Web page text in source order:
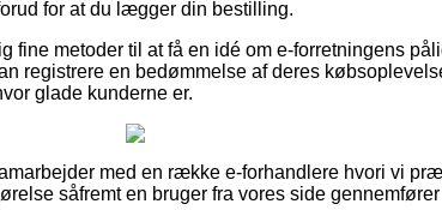
for at du lægger din bestilling.
fine metoder til at få en idé om e-forretningens
registrere en bedømmelse af deres
glade kunderne er.
med en række e-forhandlere hvori vi
såfremt en bruger fra vores side